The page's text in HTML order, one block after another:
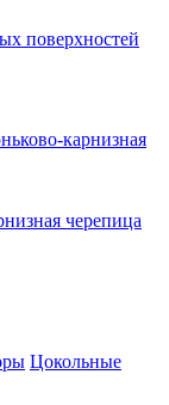
поверхностей
карнизная
черепица
Цокольные